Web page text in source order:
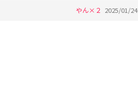
やん×２ 2025/01/24